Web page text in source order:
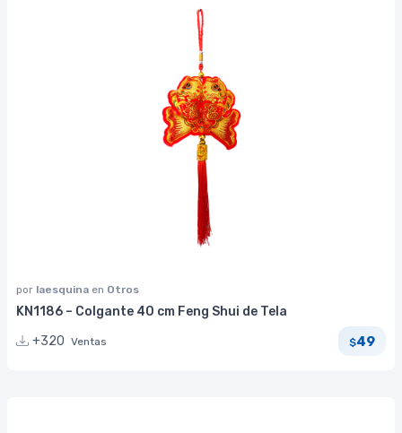
por laesquina en Otros
KN1186 – Colgante 40 cm Feng Shui de Tela
+320 Ventas $49